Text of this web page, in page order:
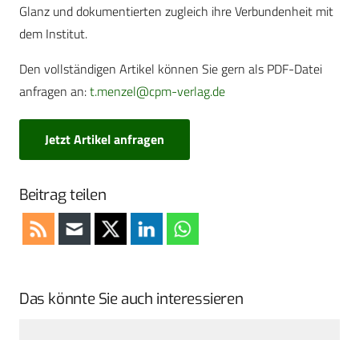
Glanz und dokumentierten zugleich ihre Verbundenheit mit
dem Institut.
Den vollständigen Artikel können Sie gern als PDF-Datei
anfragen an:t.menzel@cpm-verlag.de
Jetzt Artikel anfragen
Beitrag teilen
Das könnte Sie auch interessieren